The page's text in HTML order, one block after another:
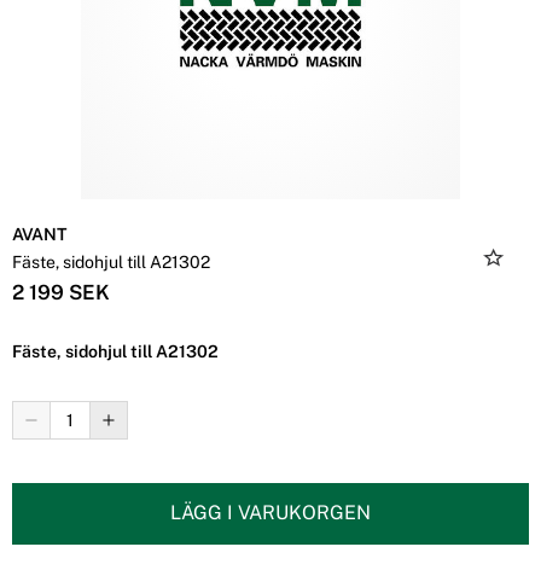
AVANT
Fäste, sidohjul till A21302
2 199 SEK
Fäste, sidohjul till A21302
LÄGG I VARUKORGEN